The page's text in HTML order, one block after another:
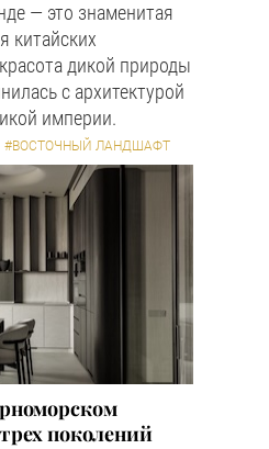
— это знаменитая
китайских
дикой природы
с архитектурой
империи.
#ВОСТОЧНЫЙ ЛАНДШАФТ
поколений